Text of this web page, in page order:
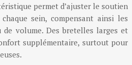
permet d’ajuster le soutien
sein, compensant ainsi les
de volume. Des bretelles larges et
supplémentaire, surtout pour